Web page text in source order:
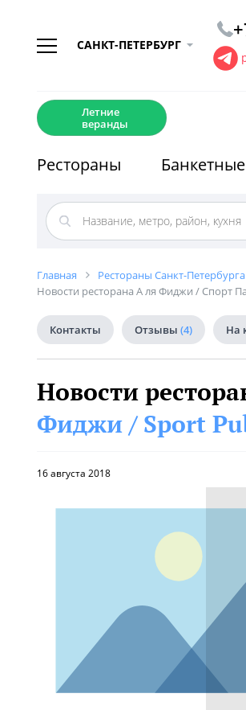
САНКТ-ПЕТЕРБУРГ
Летние
веранды
Рестораны
Главная Рестораны Санкт-Петербурга
Новости ресторана А ля Фиджи / Спорт
Контакты Отзывы (4) На
Новости
Фиджи / Sport
16 августа 2018